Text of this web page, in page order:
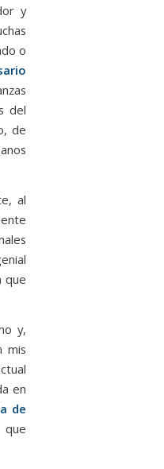
y
o
del
de
al
que
y,
mis
en
de
que